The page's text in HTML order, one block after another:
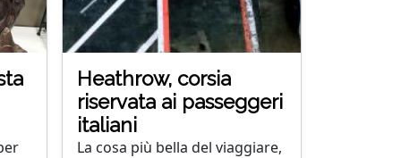
Heathrow, corsia
riservata ai passeggeri
italiani
La cosa più bella del viaggiare,